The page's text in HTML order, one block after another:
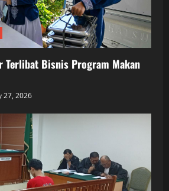
Terlibat Bisnis Program Makan
27, 2026